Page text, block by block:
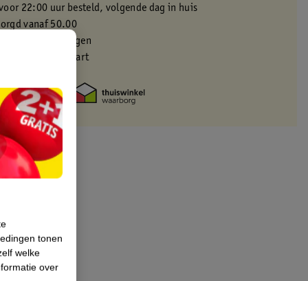
22:00 uur besteld, volgende dag in huis
vanaf 50.00
binnen 30 dagen
je Kruidvat kaart
tonen
welke
over